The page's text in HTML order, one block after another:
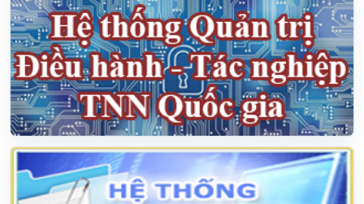
30/07/2026
Chủ động quản lý nguồn nước bằng kịch bản
30/07/2026
Đảng bộ Bộ Nông nghiệp và Môi trường tham
dự Hội nghị quán triệt Nghị quyết Tr...
29/07/2026